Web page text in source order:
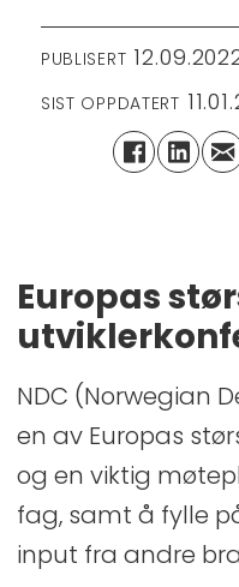
PUBLISERT
SIST OPPDATERT
Europas
NDC (Norwegian
en av Europas
og en viktig
fag, samt å fylle
input fra andre